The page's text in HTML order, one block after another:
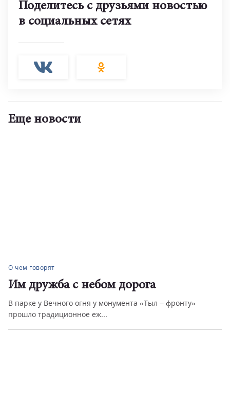
Поделитесь с друзьями новостью
в социальных сетях
Еще новости
О чем говорят
Им дружба с небом дорога
В парке у Вечного огня у монумента «Тыл – фронту»
прошло традиционное еж...